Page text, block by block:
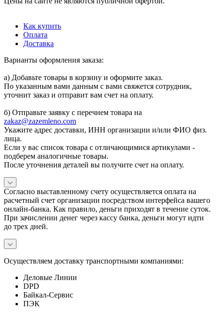
Как купить
Оплата
Доставка
Варианты оформления заказа:
а) Добавьте товары в корзину и оформите заказ.
По указанным вами данным с вами свяжется сотрудник,
уточнит заказ и отправит вам счет на оплату.
б) Отправьте заявку с перечнем товара на
zakaz@zazemleno.com
Укажите адрес доставки, ИНН организации и/или ФИО физ.
лица.
Если у вас список товара с отличающимися артикулами -
подберем аналогичные товары.
После уточнения деталей вы получите счет на оплату.
Согласно выставленному счету осуществляется оплата на
расчетный счет организации посредством интерфейса вашего
онлайн-банка. Как правило, деньги приходят в течение суток.
При зачислении денег через кассу банка, деньги могут идти
до трех дней.
Осуществляем доставку транспортными компаниями:
Деловые Линии
DPD
Байкал-Сервис
ПЭК